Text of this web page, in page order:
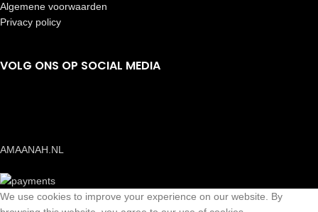
Algemene voorwaarden
Privacy policy
VOLG ONS OP SOCIAL MEDIA
AMAANAH.NL
We use cookies to improve your experience on our website. By